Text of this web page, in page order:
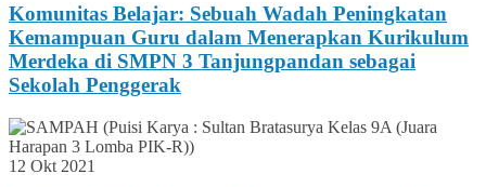
Komunitas Belajar: Sebuah Wadah Peningkatan
Kemampuan Guru dalam Menerapkan Kurikulum
Merdeka di SMPN 3 Tanjungpandan sebagai
Sekolah Penggerak
12 Okt 2021